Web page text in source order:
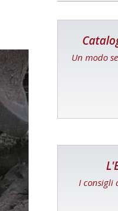
Un modo
I consigli